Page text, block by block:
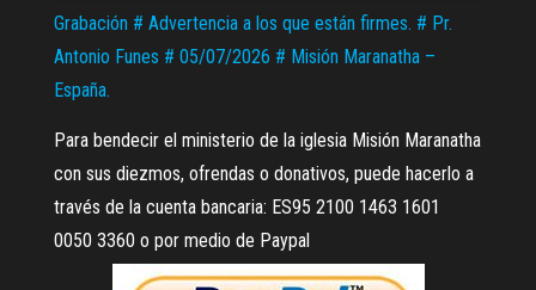
Grabación # Advertencia a los que están firmes. # Pr.
Antonio Funes # 05/07/2026 # Misión Maranatha –
España.
Para bendecir el ministerio de la iglesia Misión Maranatha
con sus diezmos, ofrendas o donativos, puede hacerlo a
través de la cuenta bancaria: ES95 2100 1463 1601
0050 3360 o por medio de Paypal